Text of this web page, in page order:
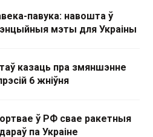
павука: навошта ў
мэты для Украіны
казаць пра змяншэнне
6 жніўня
ў РФ свае ракетныя
па Украіне